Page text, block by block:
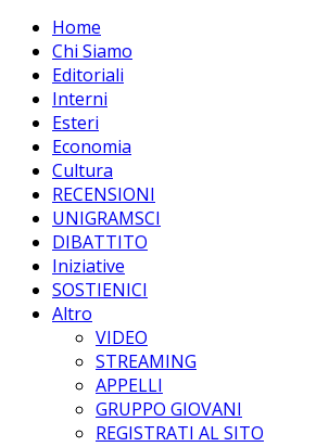
Home
Chi Siamo
Editoriali
Interni
Esteri
Economia
Cultura
RECENSIONI
UNIGRAMSCI
DIBATTITO
Iniziative
SOSTIENICI
Altro
VIDEO
STREAMING
APPELLI
GRUPPO GIOVANI
REGISTRATI AL SITO